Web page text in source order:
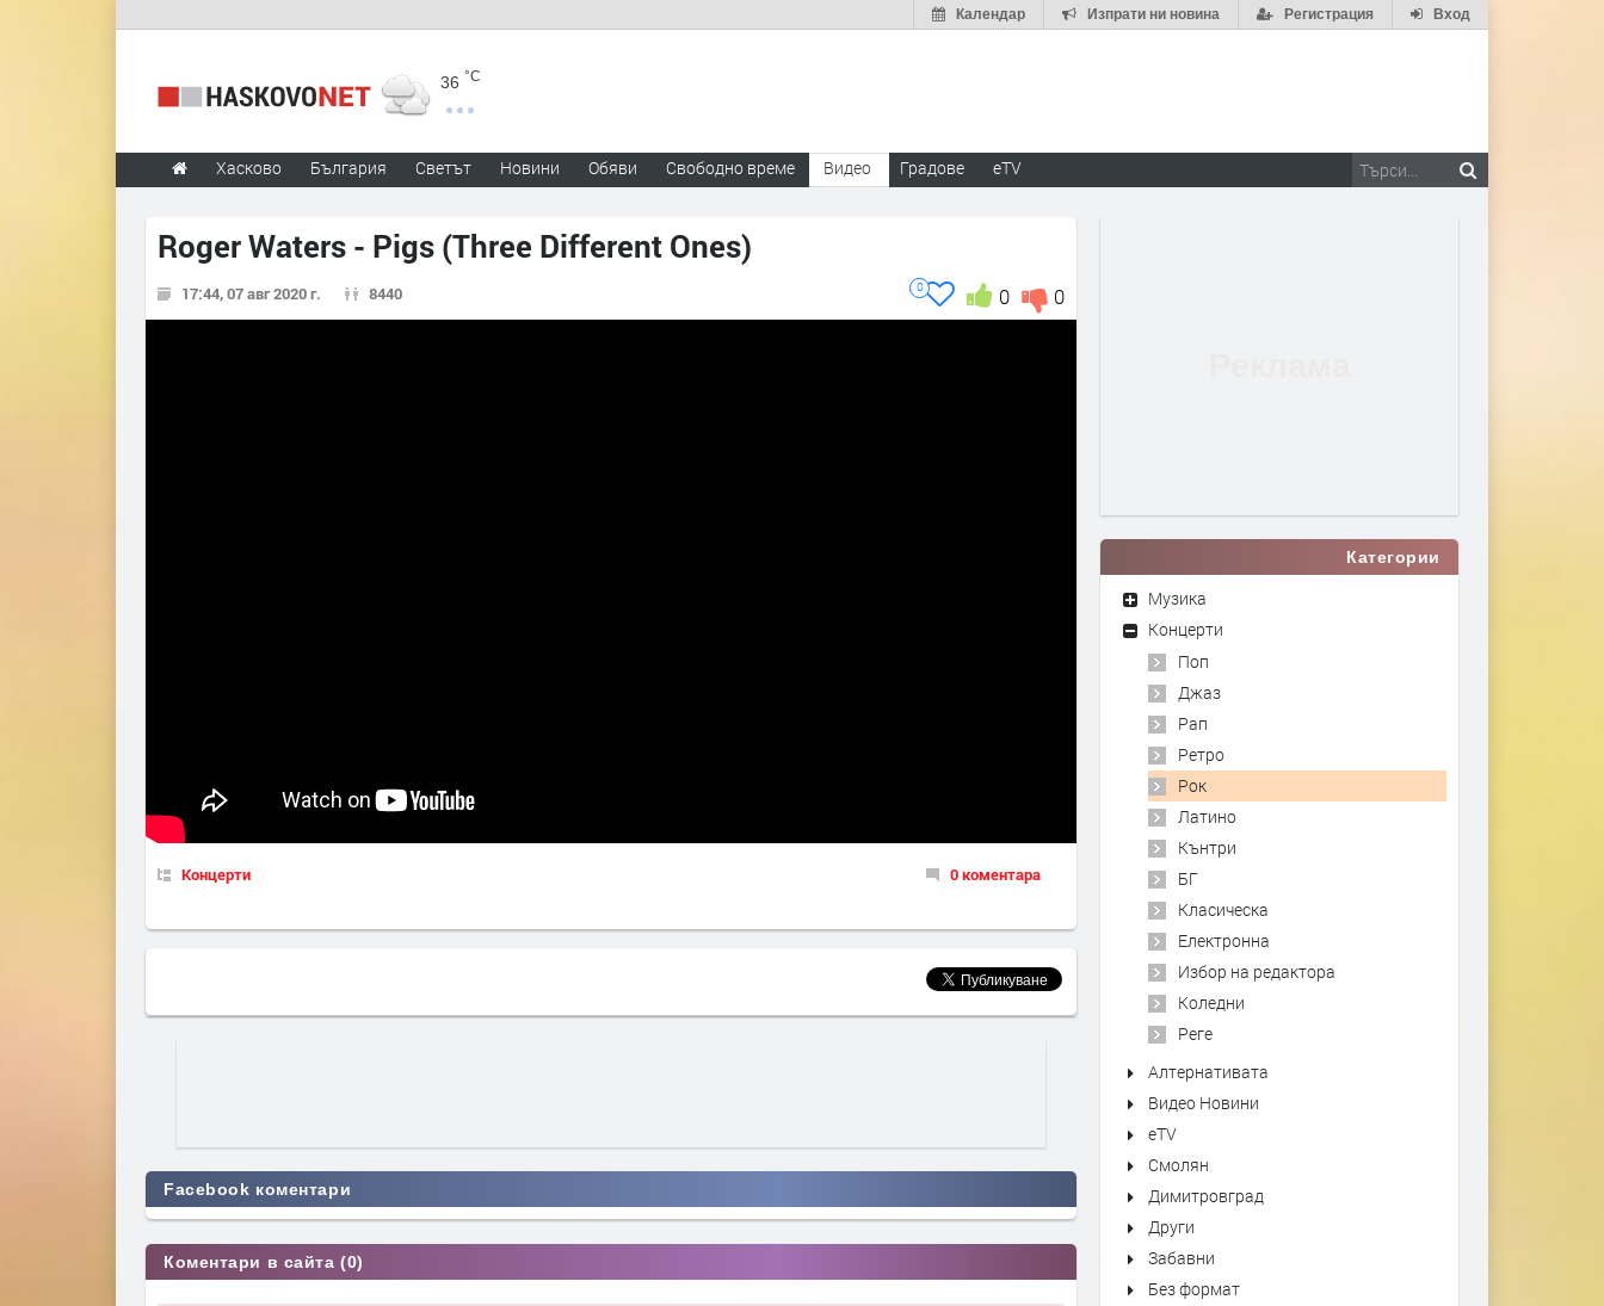
Вход
Регистрация
Изпрати ни новина
Календар
36 °C
Хасково България Светът Новини Обяви Свободно време Видео Градове eTV
Roger Waters - Pigs (Three Different Ones)
17:44, 07 авг 2020 г. 8440 0
0
0
Концерти 0 коментара
Facebook коментари
Коментари в сайта (0)
Категории
Музика
Концерти
Поп
Джаз
Рап
Ретро
Рок
Латино
Кънтри
БГ
Класическа
Електронна
Избор на редактора
Коледни
Реге
Алтернативата
Видео Новини
eTV
Смолян
Димитровград
Други
Забавни
Без формат